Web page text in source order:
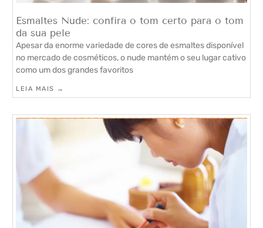
Esmaltes Nude: confira o tom certo para o tom
da sua pele
Apesar da enorme variedade de cores de esmaltes disponível
no mercado de cosméticos, o nude mantém o seu lugar cativo
como um dos grandes favoritos
LEIA MAIS →